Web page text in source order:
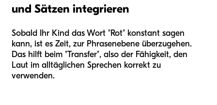
und Sätzen integrieren
Sobald Ihr Kind das Wort "Rot" konstant sagen
kann, ist es Zeit, zur Phrasenebene überzugehen.
Das hilft beim "Transfer", also der Fähigkeit, den
Laut im alltäglichen Sprechen korrekt zu
verwenden.